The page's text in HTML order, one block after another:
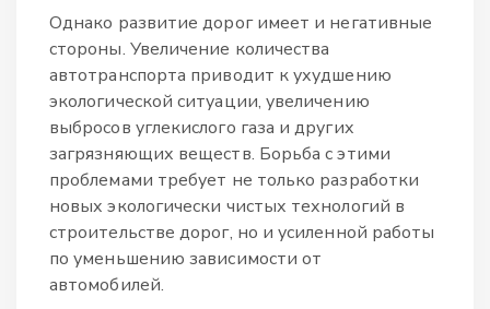
Однако развитие дорог имеет и негативные
стороны. Увеличение количества
автотранспорта приводит к ухудшению
экологической ситуации, увеличению
выбросов углекислого газа и других
загрязняющих веществ. Борьба с этими
проблемами требует не только разработки
новых экологически чистых технологий в
строительстве дорог, но и усиленной работы
по уменьшению зависимости от
автомобилей.